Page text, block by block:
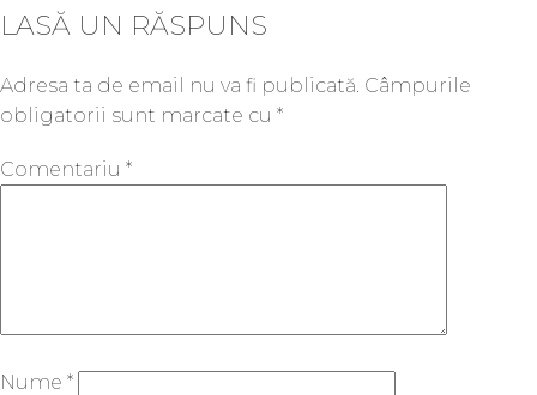
LASĂ UN RĂSPUNS
Adresa ta de email nu va fi publicată. Câmpurile
obligatorii sunt marcate cu *
Comentariu *
Nume *